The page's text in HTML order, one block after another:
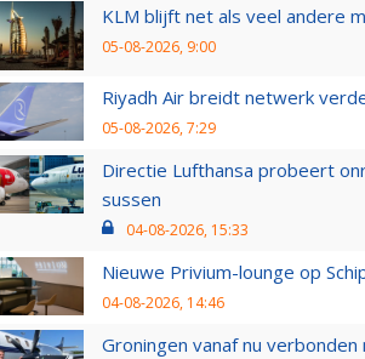
KLM blijft net als veel andere
05-08-2026, 9:00
Riyadh Air breidt netwerk
05-08-2026, 7:29
Directie Lufthansa probeert
sussen
04-08-2026, 15:33
Nieuwe Privium-lounge op
04-08-2026, 14:46
Groningen vanaf nu